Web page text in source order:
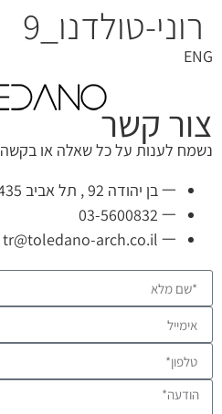
ENG
רוני-טולדנו_9
צור קשר
נשמח לענות על כל שאלה או בקשה
בן יהודה 92 , תל אביב 63435
03-5600832
tr@toledano-arch.co.il